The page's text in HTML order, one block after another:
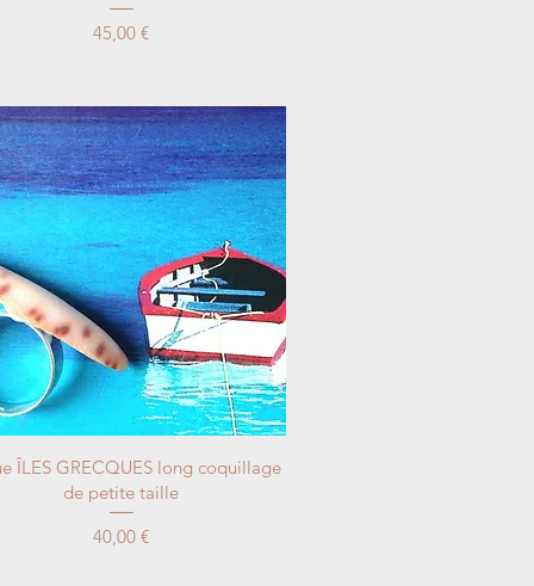
Price
45,00 €
ÎLES GRECQUES long coquillage
de petite taille
Price
40,00 €